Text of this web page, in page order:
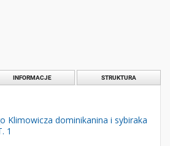
INFORMACJE STRUKTURA
Klimowicza dominikanina i sybiraka
1